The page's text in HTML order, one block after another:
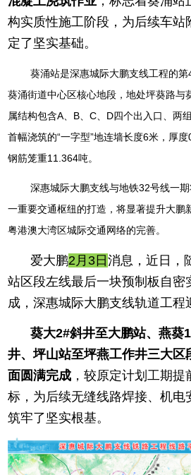
构实质性施工阶段，为后续车站
定了坚实基础。
葵涌站是深惠城际大鹏支线工程的
葵涌街道中心区核心地段，地处坪葵路与
属结构包含A、B、C、D四个出入口、两
首幅浇筑的“一字型”地连墙长度6米，厚
钢筋笼重11.364吨。
深惠城际大鹏支线与地铁32号线一
一重要交通枢纽的打造，将显著提升大鹏
粤港澳大湾区城际交通网络的完善。
爱大鹏2月3日消息，近日，
站区段左线最后一块预制板自密
成，深惠城际大鹏支线轨道工程
葵大2#斜井至大鹏站、燕葵1
井、坪山站至坪燕工作井三大区
面圆满完成 ，较原定计划工期
标，为后续无缝线路焊接、机电
筑牢了坚实根基。